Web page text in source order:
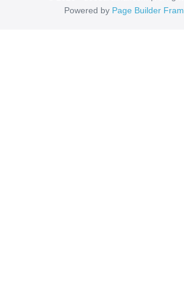
Powered by Page Builder